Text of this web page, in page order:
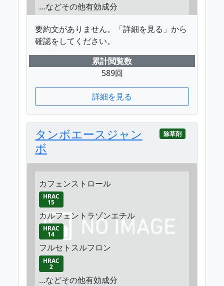
…などその他有効成分
要約文がありません。「詳細を見る」から
確認をしてください。
累計閲覧数
589回
詳細を見る
タンボエースジャン
ボ
除草剤
カフェンストロール
HRAC
15
カルフェントラゾンエチル
HRAC
14
フルセトスルフロン
HRAC
2
…などその他有効成分